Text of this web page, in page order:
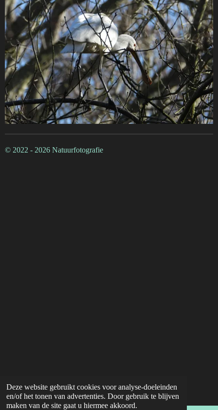
Deze website gebruikt cookies voor analyse-doeleinden
en/of het tonen van advertenties. Door gebruik te blijven
maken van de site gaat u hiermee akkoord.
© 2022 - 2026 Natuurfotografie